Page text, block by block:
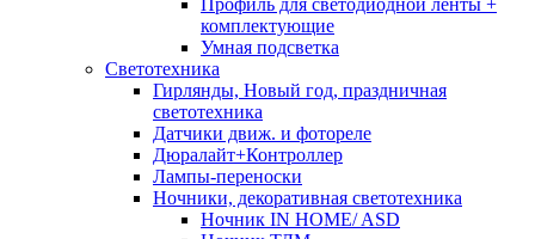
Профиль для светодиодной ленты +
комплектующие
Умная подсветка
Светотехника
Гирлянды, Новый год, праздничная
светотехника
Датчики движ. и фотореле
Дюралайт+Контроллер
Лампы-переноски
Ночники, декоративная светотехника
Ночник IN HOME/ ASD